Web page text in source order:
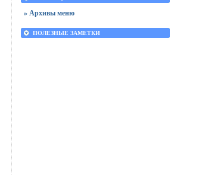
» Архивы меню
ПОЛЕЗНЫЕ ЗАМЕТКИ